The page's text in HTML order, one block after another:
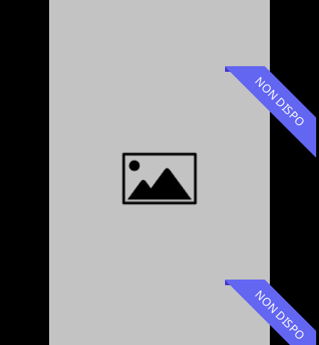
NON DISPO
NON DISPO